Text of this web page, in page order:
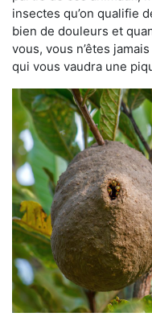
insectes qu’on qualifie
bien de douleurs et
vous, vous n’êtes
qui vous vaudra une